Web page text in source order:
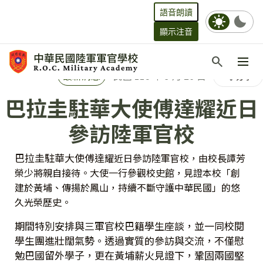
跳到主要內容
sunny bedtime
語音朗讀
顯示注音
::: search
最新消息 民國 115 年 3 月 26 日
巴拉圭駐華大使傅達耀近日
參訪陸軍官校
巴拉圭駐華大使傅達耀近日參訪陸軍官校，由校長譚芳
榮少將親自接待。大使一行參觀校史館，見證本校「創
建於黃埔、傳揚於鳳山，持續不斷守護中華民國」的悠
久光榮歷史。
期間特別安排與三軍官校巴籍學生座談，並一同校閱
學生團進壯闊氣勢。透過實質的參訪與交流，不僅慰
勉巴國留外學子，更在黃埔薪火見證下，鞏固兩國堅